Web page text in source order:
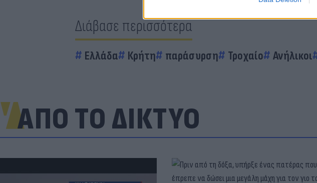
Διάβασε περισσότερα
Ελλάδα Κρήτη παράσυρση Τροχαίο Ανήλικοι
ΑΠΟ ΤΟ ΔΙΚΤΥΟ